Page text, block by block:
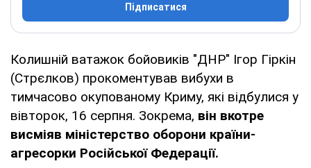
Підписатися
Колишній ватажок бойовиків "ДНР" Ігор Гіркін
(Стрєлков) прокоментував вибухи в
тимчасово окупованому Криму, які відбулися у
вівторок, 16 серпня. Зокрема, він вкотре
висміяв міністерство оборони країни-
агресорки Російської Федерації.